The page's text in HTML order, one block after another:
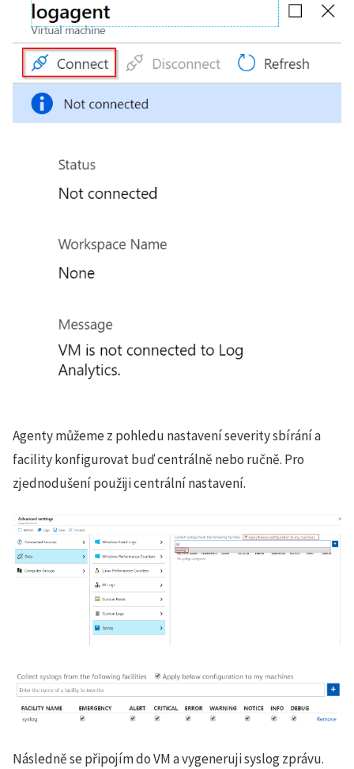
Agenty můžeme z pohledu nastavení severity sbírání a
facility konfigurovat buď centrálně nebo ručně. Pro
zjednodušení použiji centrální nastavení.
Následně se připojím do VM a vygeneruji syslog zprávu.